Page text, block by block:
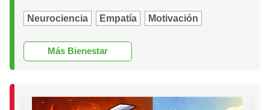
Neurociencia Empatía Motivación
Más Bienestar